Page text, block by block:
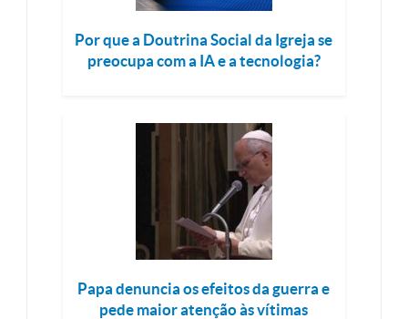
Por que a Doutrina Social da Igreja se
preocupa com a IA e a tecnologia?
Papa denuncia os efeitos da guerra e
pede maior atenção às vítimas